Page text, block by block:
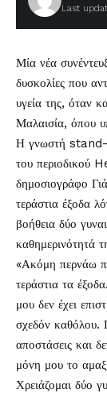
Last
Μία νέα
δυσκολίες που
υγεία της, όταν
Μαλαισία, όπου
Η γνωστή stand-
του περιοδικού
δημοσιογράφο
τεράστια έξοδα
βοήθεια δύο
καθημερινότητά
«Ακόμη περνάω
τεράστια τα
μου δεν έχει
σχεδόν καθόλου.
αποστάσεις και
μόνη μου το
Χρειάζομαι δύο